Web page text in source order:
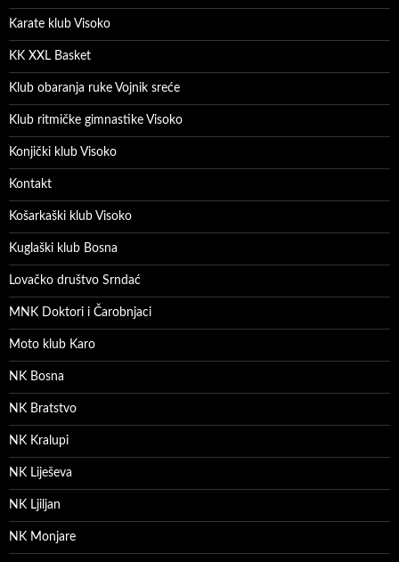
Karate klub Visoko
KK XXL Basket
Klub obaranja ruke Vojnik sreće
Klub ritmičke gimnastike Visoko
Konjički klub Visoko
Kontakt
Košarkaški klub Visoko
Kuglaški klub Bosna
Lovačko društvo Srndać
MNK Doktori i Čarobnjaci
Moto klub Karo
NK Bosna
NK Bratstvo
NK Kralupi
NK Liješeva
NK Ljiljan
NK Monjare